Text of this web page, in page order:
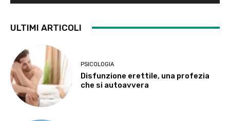
ULTIMI ARTICOLI
PSICOLOGIA
Disfunzione erettile, una profezia
che si autoavvera